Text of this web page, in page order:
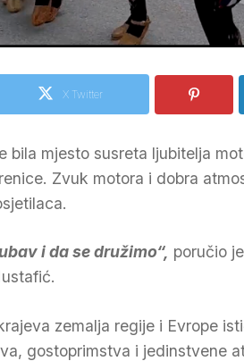
X Twitter
bila mjesto susreta ljubitelja
Zvuk motora i dobra
i da se družimo“, poručio
zemalja regije i Evrope
gostoprimstva i jedinstvene